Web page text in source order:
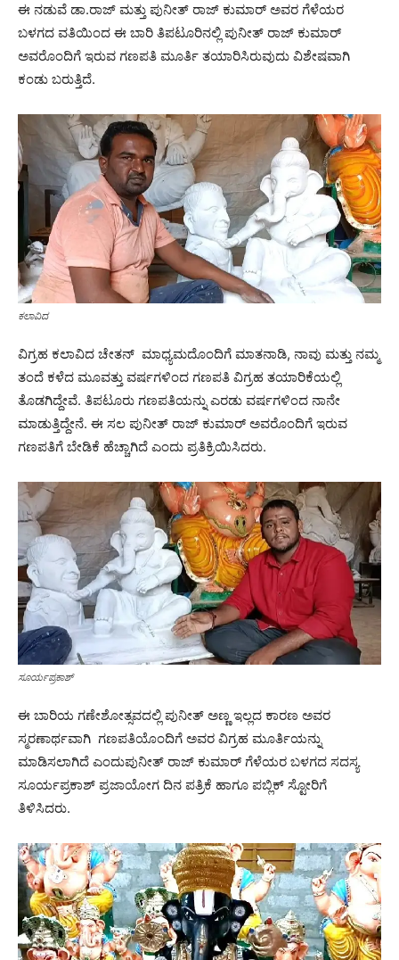
ಈ ನಡುವೆ ಡಾ.ರಾಜ್ ಮತ್ತು ಪುನೀತ್ ರಾಜ್ ಕುಮಾರ್ ಅವರ ಗೆಳೆಯರ
ಬಳಗದ ವತಿಯಿಂದ ಈ ಬಾರಿ ತಿಪಟೂರಿನಲ್ಲಿ ಪುನೀತ್ ರಾಜ್ ಕುಮಾರ್
ಅವರೊಂದಿಗೆ ಇರುವ ಗಣಪತಿ ಮೂರ್ತಿ ತಯಾರಿಸಿರುವುದು ವಿಶೇಷವಾಗಿ
ಕಂಡು ಬರುತ್ತಿದೆ‌.
ಕಲಾವಿದ
ವಿಗ್ರಹ ಕಲಾವಿದ ಚೇತನ್ ಮಾಧ್ಯಮದೊಂದಿಗೆ ಮಾತನಾಡಿ, ನಾವು ಮತ್ತು ನಮ್ಮ
ತಂದೆ ಕಳೆದ ಮೂವತ್ತು ವರ್ಷಗಳಿಂದ ಗಣಪತಿ ವಿಗ್ರಹ ತಯಾರಿಕೆಯಲ್ಲಿ
ತೊಡಗಿದ್ದೇವೆ. ತಿಪಟೂರು ಗಣಪತಿಯನ್ನು ಎರಡು ವರ್ಷಗಳಿಂದ ನಾನೇ
ಮಾಡುತ್ತಿದ್ದೇನೆ. ಈ ಸಲ ಪುನೀತ್ ರಾಜ್ ಕುಮಾರ್ ಅವರೊಂದಿಗೆ ಇರುವ
ಗಣಪತಿಗೆ ಬೇಡಿಕೆ ಹೆಚ್ಚಾಗಿದೆ ಎಂದು ಪ್ರತಿಕ್ರಿಯಿಸಿದರು.
ಸೂರ್ಯಪ್ರಕಾಶ್
ಈ ಬಾರಿಯ ಗಣೇಶೋತ್ಸವದಲ್ಲಿ ಪುನೀತ್ ಅಣ್ಣ ಇಲ್ಲದ ಕಾರಣ ಅವರ
ಸ್ಮರಣಾರ್ಥವಾಗಿ ಗಣಪತಿಯೊಂದಿಗೆ ಅವರ ವಿಗ್ರಹ ಮೂರ್ತಿಯನ್ನು
ಮಾಡಿಸಲಾಗಿದೆ ಎಂದುಪುನೀತ್ ರಾಜ್ ಕುಮಾರ್ ಗೆಳೆಯರ ಬಳಗದ ಸದಸ್ಯ
ಸೂರ್ಯಪ್ರಕಾಶ್ ಪ್ರಜಾಯೋಗ ದಿನ ಪತ್ರಿಕೆ ಹಾಗೂ ಪಬ್ಲಿಕ್ ಸ್ಟೋರಿಗೆ
ತಿಳಿಸಿದರು‌.